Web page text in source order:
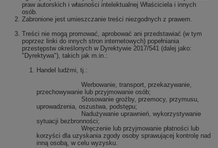
praw autorskich i własności intelektualnej Właściciela i innych
osób.
Zabronione jest umieszczanie treści niezgodnych z prawem.
Treści nie mogą promować, aprobować ani przedstawiać (w tym
poprzez linki do innych stron internetowych) popełniania
przestępstw określonych w Dyrektywie 2017/541 (dalej jako:
"Dyrektywa"), takich jak m.in.:
Handel ludźmi, tj.:
Werbowanie, transport, przekazywanie,
przechowywanie lub przyjmowanie osób;
Stosowanie groźby, przemocy, przymusu,
uprowadzenia, oszustwa, podstępu;
Nadużywanie uprawnień, wykorzystywanie
sytuacji bezbronności;
Wręczenie lub przyjmowanie płatności lub
korzyści dla uzyskania zgody osoby sprawującej kontrolę nad
inną osobą, w celu wyzysku.